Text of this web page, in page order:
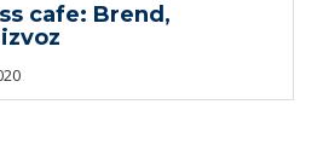
cafe: Brend,